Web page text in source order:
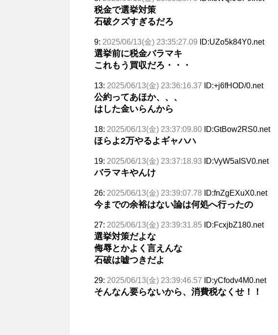
税金で選挙対策
石破クズすぎるだろ
9: 2025/06/13(金) 23:35:27.09 ID:UZo5k84Y0.net
選挙前に税金バラマキ
これもう買収だろ・・・
13: 2025/06/13(金) 23:36:16.37 ID:+j6fHOD/0.net
公約ってあほか、、、
はした金いらんから
18: 2025/06/13(金) 23:37:09.80 ID:GtBow2RS0.net
ほらよ2万やるよギャハハ
19: 2025/06/13(金) 23:37:18.93 ID:VyW5aISV0.net
バラマキやんけ
26: 2025/06/13(金) 23:39:07.78 ID:fnZgEXuX0.net
今までの余裕はない論は何処へ行ったの
27: 2025/06/13(金) 23:39:31.85 ID:FcxjbZ180.net
選挙対策だよな
侮辱とかよく言えんな
石破は嘘つきだよ
29: 2025/06/13(金) 23:39:46.57 ID:yCfodv4M0.net
そんなん要らないから、消費税なくせ！！